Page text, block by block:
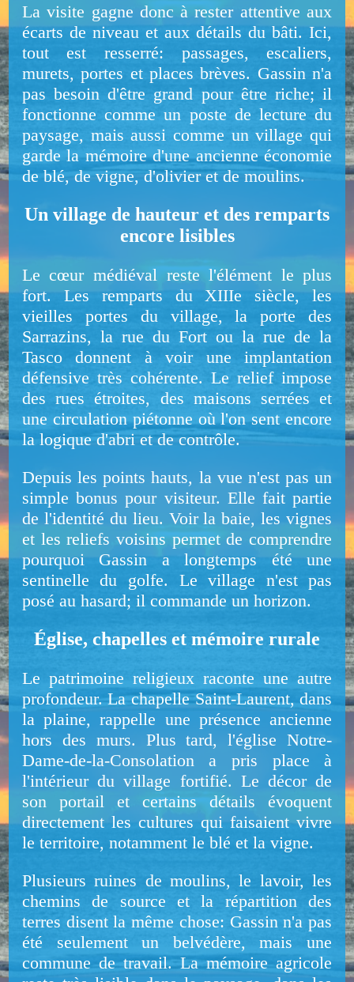
La visite gagne donc à rester attentive aux
écarts de niveau et aux détails du bâti. Ici,
tout est resserré: passages, escaliers,
murets, portes et places brèves. Gassin n'a
pas besoin d'être grand pour être riche; il
fonctionne comme un poste de lecture du
paysage, mais aussi comme un village qui
garde la mémoire d'une ancienne économie
de blé, de vigne, d'olivier et de moulins.
Un village de hauteur et des remparts
encore lisibles
Le cœur médiéval reste l'élément le plus
fort. Les remparts du XIIIe siècle, les
vieilles portes du village, la porte des
Sarrazins, la rue du Fort ou la rue de la
Tasco donnent à voir une implantation
défensive très cohérente. Le relief impose
des rues étroites, des maisons serrées et
une circulation piétonne où l'on sent encore
la logique d'abri et de contrôle.
Depuis les points hauts, la vue n'est pas un
simple bonus pour visiteur. Elle fait partie
de l'identité du lieu. Voir la baie, les vignes
et les reliefs voisins permet de comprendre
pourquoi Gassin a longtemps été une
sentinelle du golfe. Le village n'est pas
posé au hasard; il commande un horizon.
Église, chapelles et mémoire rurale
Le patrimoine religieux raconte une autre
profondeur. La chapelle Saint-Laurent, dans
la plaine, rappelle une présence ancienne
hors des murs. Plus tard, l'église Notre-
Dame-de-la-Consolation a pris place à
l'intérieur du village fortifié. Le décor de
son portail et certains détails évoquent
directement les cultures qui faisaient vivre
le territoire, notamment le blé et la vigne.
Plusieurs ruines de moulins, le lavoir, les
chemins de source et la répartition des
terres disent la même chose: Gassin n'a pas
été seulement un belvédère, mais une
commune de travail. La mémoire agricole